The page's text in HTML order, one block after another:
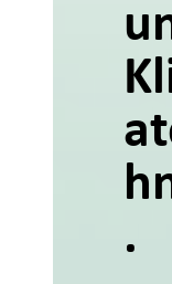
.